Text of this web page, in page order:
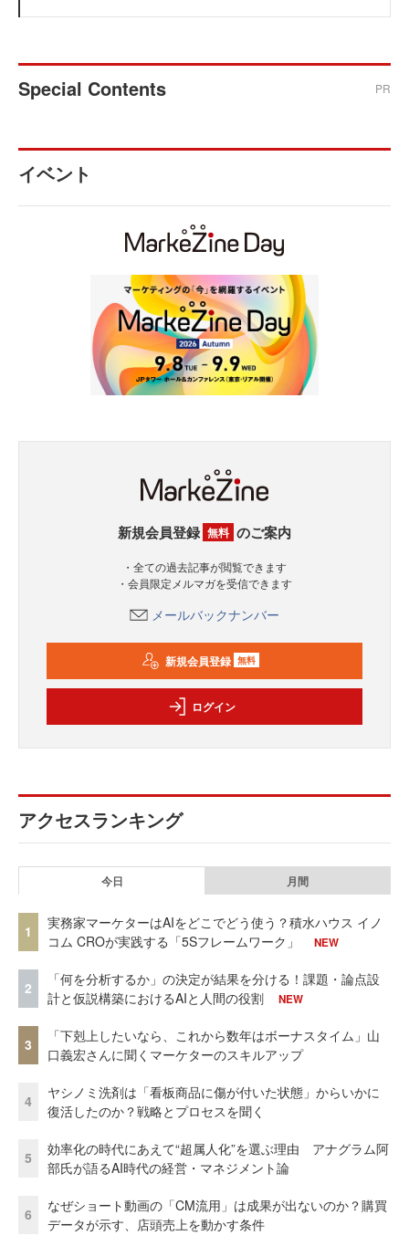
Special Contents PR
イベント
新規会員登録 無料 のご案内
・全ての過去記事が閲覧できます
・会員限定メルマガを受信できます
メールバックナンバー
新規会員登録 無料
ログイン
アクセスランキング
今日 月間
1
実務家マーケターはAIをどこでどう使う？積水ハウス イノ
コム CROが実践する「5Sフレームワーク」
NEW
2
「何を分析するか」の決定が結果を分ける！課題・論点設
計と仮説構築におけるAIと人間の役割
NEW
3
「下剋上したいなら、これから数年はボーナスタイム」山
口義宏さんに聞くマーケターのスキルアップ
4
ヤシノミ洗剤は「看板商品に傷が付いた状態」からいかに
復活したのか？戦略とプロセスを聞く
5
効率化の時代にあえて“超属人化”を選ぶ理由 アナグラム阿
部氏が語るAI時代の経営・マネジメント論
6
なぜショート動画の「CM流用」は成果が出ないのか？購買
データが示す、店頭売上を動かす条件